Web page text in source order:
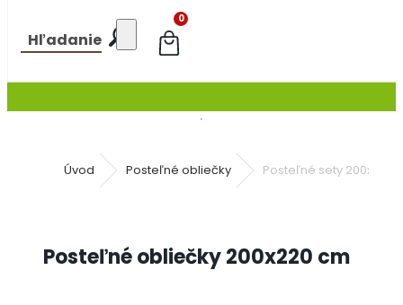
Hľadanie
0
Úvod Posteľné obliečky Posteľné sety 200x220
Posteľné obliečky 200x220 cm